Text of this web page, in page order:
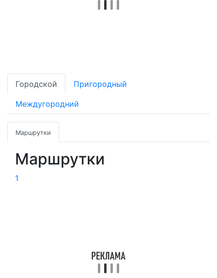
Городской Пригородный
Междугородний
Маршрутки
Маршрутки
1